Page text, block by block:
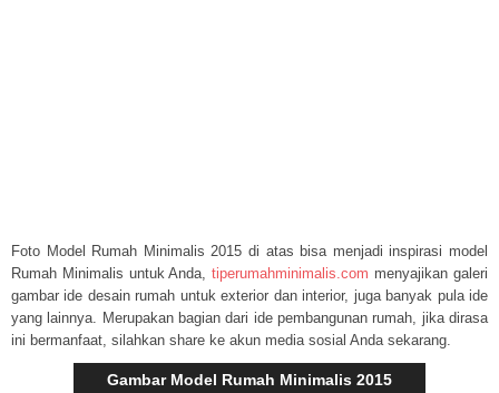
Foto Model Rumah Minimalis 2015 di atas bisa menjadi inspirasi model
Rumah Minimalis untuk Anda,tiperumahminimalis.com menyajikan galeri
gambar ide desain rumah untuk exterior dan interior, juga banyak pula ide
yang lainnya. Merupakan bagian dari ide pembangunan rumah, jika dirasa
ini bermanfaat, silahkan share ke akun media sosial Anda sekarang.
Gambar Model Rumah Minimalis 2015